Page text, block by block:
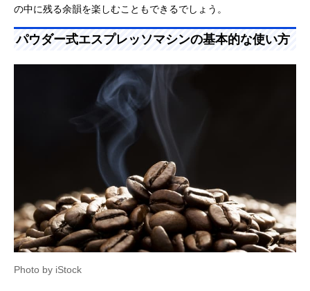
の中に残る余韻を楽しむこともできるでしょう。
パウダー式エスプレッソマシンの基本的な使い方
Photo by iStock